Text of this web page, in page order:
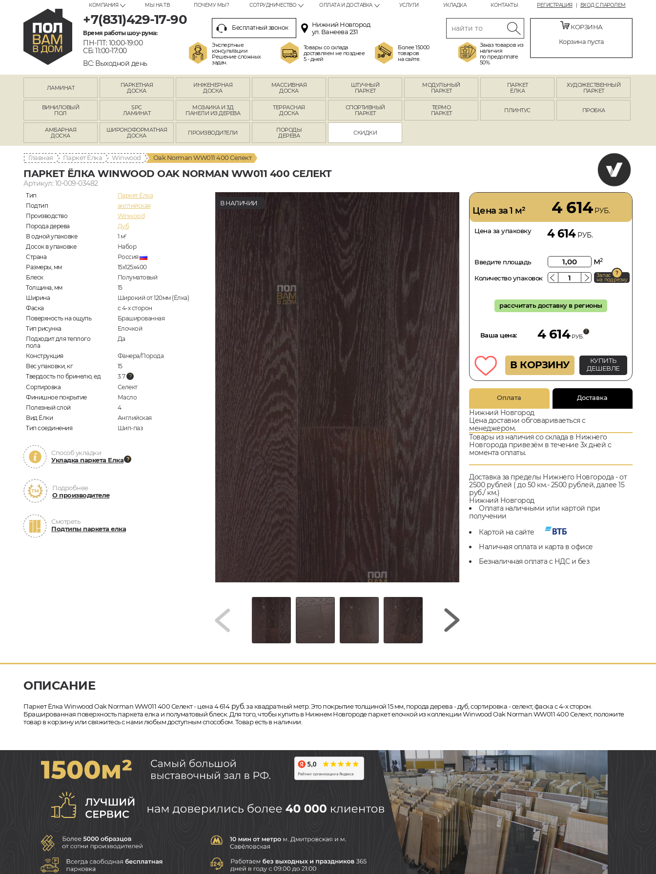
РЕГИСТРАЦИЯ ВХОД С ПАРОЛЕМ
КОМПАНИЯ МЫ НА ТВ ПОЧЕМУ МЫ? СОТРУДНИЧЕСТВО ОПЛАТА И ДОСТАВКА УСЛУГИ УКЛАДКА КОНТАКТЫ
+7(831)429-17-90
Время работы шоу-рума:
ПН-ПТ: 10:00-19:00
СБ: 11:00-17:00
ВС: Выходной день
Бесплатный звонок
Нижний Новгород
ул. Ванеева 231
Экспертные
консультации
Решение сложных
задач.
Товары со склада
доставляем не позднее
5 - дней
Более 15000
товаров
на сайте.
Заказ товаров из
наличия
по предоплате
50%
КОРЗИНА
Корзина пуста
ЛАМИНАТ
ПАРКЕТНАЯ
ДОСКА
ИНЖЕНЕРНАЯ
ДОСКА
МАССИВНАЯ
ДОСКА
ШТУЧНЫЙ
ПАРКЕТ
МОДУЛЬНЫЙ
ПАРКЕТ
ПАРКЕТ
ЁЛКА
ХУДОЖЕСТВЕННЫЙ
ПАРКЕТ
ВИНИЛОВЫЙ
ПОЛ
SPC
ЛАМИНАТ
МОЗАИКА И 3Д
ПАНЕЛИ ИЗ ДЕРЕВА
ТЕРРАСНАЯ
ДОСКА
СПОРТИВНЫЙ
ПАРКЕТ
ТЕРМО
ПАРКЕТ
ПЛИНТУС ПРОБКА
АМБАРНАЯ
ДОСКА
ШИРОКОФОРМАТНАЯ
ДОСКА
ПРОИЗВОДИТЕЛИ
ПОРОДЫ
ДЕРЕВА
СКИДКИ
Главная Паркет Ёлка Winwood Oak Norman WW011 400 Селект
ПАРКЕТ ЁЛКА WINWOOD OAK NORMAN WW011 400 СЕЛЕКТ
Артикул: 10-009-03482
Тип
Паркет Ёлка
Подтип
английская
Производство
Winwood
Порода дерева
Дуб
В одной упаковке
1 м2
Досок в упаковке
Набор
Страна
Россия
Размеры, мм
15х125х400
Блеск
Полуматовый
Толщина, мм
15
Ширина
Широкий от 120мм (Ёлка)
Фаска
с 4-х сторон
Поверхность на ощупь
Брашированная
Тип рисунка
Елочкой
Подходит для теплого
пола
Да
Конструкция
Фанера/Порода
Вес упаковки, кг
15
Твердость по бринелю, ед
3.7
Сортировка
Селект
Финишное покрытие
Масло
Полезный слой
4
Вид Ёлки
Английская
Тип соединения
Шип-паз
Способ укладки
Укладка паркета Елка
Подробнее
О производителе
Смотреть
Подтипы паркета елка
В НАЛИЧИИ
Цена за 1 м² 4 614РУБ.
Цена за упаковку 4 614РУБ.
Введите площадь м2
Количество упаковок Запас
на подрезку
рассчитать доставку в регионы
Ваша цена: 4 614 РУБ.
В КОРЗИНУ
КУПИТЬ
ДЕШЕВЛЕ
Оплата Доставка
Нижний Новгород
Цена доставки обговариваеться с
менеджером.
Товары из наличия со склада в Нижнего
Новгорода привезём в течение 3х дней с
момента оплаты.
Доставка за пределы Нижнего Новгорода - от
2500 рублей ( до 50 км.- 2500 рублей, далее 15
руб./ км.)
Нижний Новгород
Оплата наличными или картой при
получении
Картой на сайте
Наличная оплата и карта в офисе
Безналичная оплата с НДС и без
ОПИСАНИЕ
Паркет Ёлка Winwood Oak Norman WW011 400 Селект - цена 4 614руб.за квадратный метр. Это покрытие толщиной 15 мм, порода дерева - дуб, сортировка - селект, фаска с 4-х сторон.
Брашированная поверхность паркета елка и полуматовый блеск. Для того, чтобы купить в Нижнем Новгороде паркет елочкой из коллекции Winwood Oak Norman WW011 400 Селект, положите
товар в корзину или свяжитесь с нами любым доступным способом. Товар есть в наличии.